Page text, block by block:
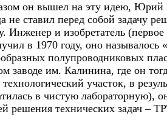
он вышел на эту идею, Юрий
не ставил перед собой задачу
Инженер и изобретатель (первое
в 1970 году, оно называлось
полупроводниковых
заводе им. Калинина, где он
участок, в
в чистую лабораторную),
решения технических задач –